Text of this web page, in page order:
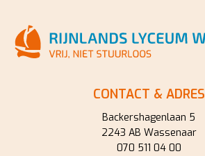
CONTACT & ADRES
Backershagenlaan 5
2243 AB Wassenaar
070 511 04 00